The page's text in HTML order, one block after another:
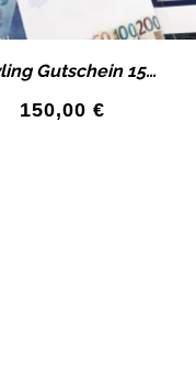
Bowling Gutschein 150€ Wertgutschein als Geschenk-Idee!
150,00 €